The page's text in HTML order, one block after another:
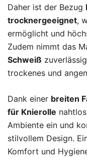
Daher ist der Bezug
trocknergeeignet,
ermöglicht und
Zudem nimmt das
Schweiß
trockenes und
Dank einer breiten
für Knierolle
Ambiente ein und
stilvollem Design.
Komfort und